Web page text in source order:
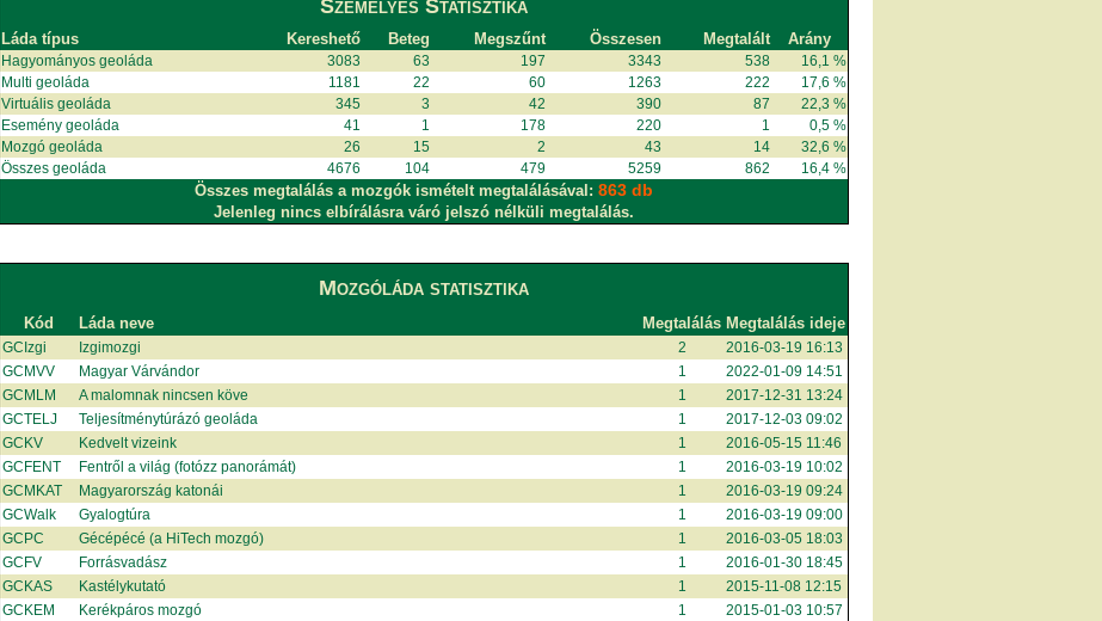
Személyes Statisztika
Láda típus Kereshető Beteg Megszűnt Összesen Megtalált Arány
Hagyományos geoláda 3083 63 197 3343 538
16,1 %
Multi geoláda
1181 22 60 1263 222
17,6 %
Virtuális geoláda
345 3 42 390 87
22,3 %
Esemény geoláda
41 1 178 220 1
0,5 %
Mozgó geoláda
26 15 2 43 14
32,6 %
Összes geoláda
4676 104 479 5259 862 16,4 %
Összes megtalálás a mozgók ismételt megtalálásával:863 db
Jelenleg nincs elbírálásra váró jelszó nélküli megtalálás.
Mozgóláda statisztika
Kód Láda neve Megtalálás Megtalálás ideje
GCIzgi Izgimozgi 2
2016-03-19 16:13
GCMVV
Magyar Várvándor 1
2022-01-09 14:51
GCMLM
A malomnak nincsen köve 1
2017-12-31 13:24
GCTELJ
Teljesítménytúrázó geoláda 1
2017-12-03 09:02
GCKV
Kedvelt vizeink 1
2016-05-15 11:46
GCFENT
Fentről a világ (fotózz panorámát) 1
2016-03-19 10:02
GCMKAT
Magyarország katonái 1
2016-03-19 09:24
GCWalk
Gyalogtúra 1
2016-03-19 09:00
GCPC
Gécépécé (a HiTech mozgó) 1
2016-03-05 18:03
GCFV
Forrásvadász 1
2016-01-30 18:45
GCKAS
Kastélykutató 1
2015-11-08 12:15
GCKEM
Kerékpáros mozgó 1
2015-01-03 10:57